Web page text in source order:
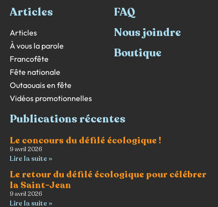
Articles
Articles
À vous la parole
Francofête
Fête nationale
Outaouais en fête
Vidéos promotionnelles
FAQ
Nous joindre
Boutique
Publications récentes
Le concours du défilé écologique !
9 avril 2026
Lire la suite »
Le retour du défilé écologique pour célébrer
la Saint-Jean
9 avril 2026
Lire la suite »